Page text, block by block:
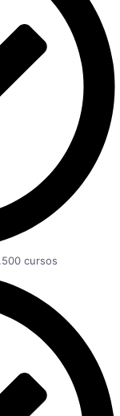
cursos